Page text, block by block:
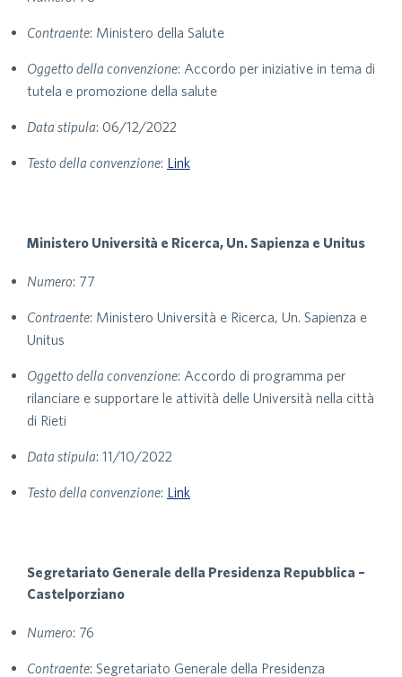
Contraente: Ministero della Salute
Oggetto della convenzione: Accordo per iniziative in tema di
tutela e promozione della salute
Data stipula: 06/12/2022
Testo della convenzione: Link
Ministero Università e Ricerca, Un. Sapienza e Unitus
Numero: 77
Contraente: Ministero Università e Ricerca, Un. Sapienza e
Unitus
Oggetto della convenzione: Accordo di programma per
rilanciare e supportare le attività delle Università nella città
di Rieti
Data stipula: 11/10/2022
Testo della convenzione: Link
Segretariato Generale della Presidenza Repubblica –
Castelporziano
Numero: 76
Contraente: Segretariato Generale della Presidenza